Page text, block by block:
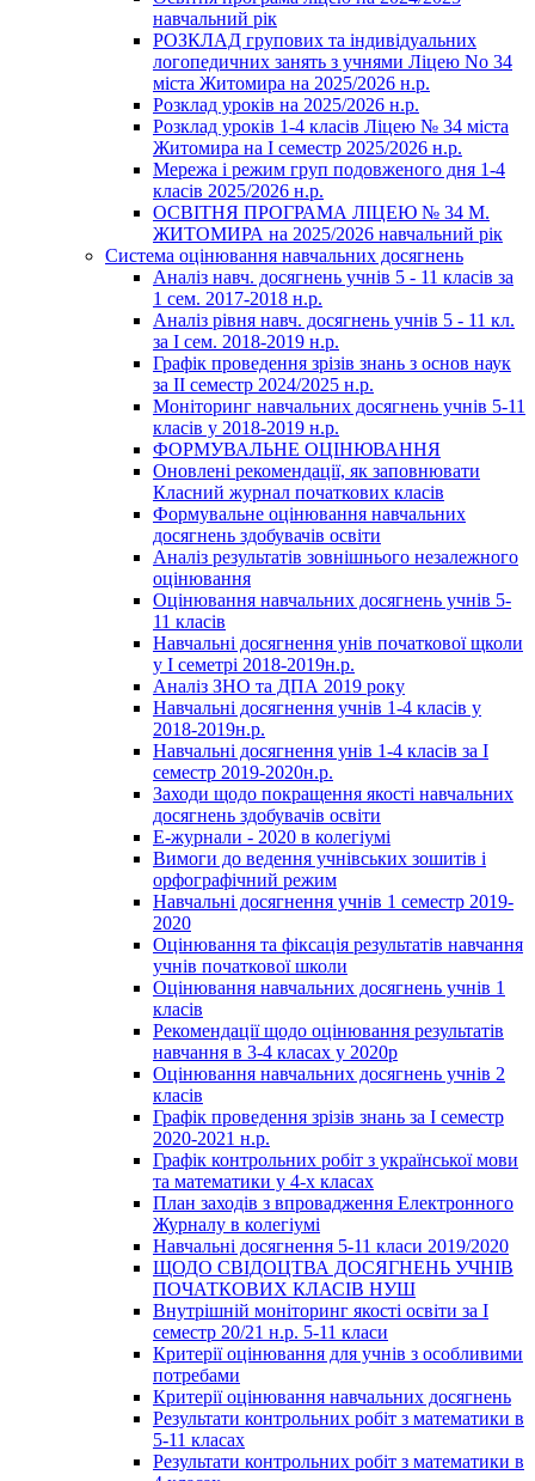
навчальний рік
РОЗКЛАД групових та індивідуальних
логопедичних занять з учнями Ліцею No 34
міста Житомира на 2025/2026 н.р.
Розклад уроків на 2025/2026 н.р.
Розклад уроків 1-4 класів Ліцею № 34 міста
Житомира на І семестр 2025/2026 н.р.
Мережа і режим груп подовженого дня 1-4
класів 2025/2026 н.р.
ОСВІТНЯ ПРОГРАМА ЛІЦЕЮ № 34 М.
ЖИТОМИРА на 2025/2026 навчальний рік
Система оцінювання навчальних досягнень
Аналіз навч. досягнень учнів 5 - 11 класів за
1 сем. 2017-2018 н.р.
Аналіз рівня навч. досягнень учнів 5 - 11 кл.
за І сем. 2018-2019 н.р.
Графік проведення зрізів знань з основ наук
за ІІ семестр 2024/2025 н.р.
Моніторинг навчальних досягнень учнів 5-11
класів у 2018-2019 н.р.
ФОРМУВАЛЬНЕ ОЦІНЮВАННЯ
Оновлені рекомендації, як заповнювати
Класний журнал початкових класів
Формувальне оцінювання навчальних
досягнень здобувачів освіти
Аналіз результатів зовнішнього незалежного
оцінювання
Оцінювання навчальних досягнень учнів 5-
11 класів
Навчальні досягнення унів початкової щколи
у І семетрі 2018-2019н.р.
Аналіз ЗНО та ДПА 2019 року
Навчальні досягнення учнів 1-4 класів у
2018-2019н.р.
Навчальні досягнення унів 1-4 класів за І
семестр 2019-2020н.р.
Заходи щодо покращення якості навчальних
досягнень здобувачів освіти
Е-журнали - 2020 в колегіумі
Вимоги до ведення учнівських зошитів і
орфографічний режим
Навчальні досягнення учнів 1 семестр 2019-
2020
Оцінювання та фіксація результатів навчання
учнів початкової школи
Оцінювання навчальних досягнень учнів 1
класів
Рекомендації щодо оцінювання результатів
навчання в 3-4 класах у 2020р
Оцінювання навчальних досягнень учнів 2
класів
Графік проведення зрізів знань за І семестр
2020-2021 н.р.
Графік контрольних робіт з української мови
та математики у 4-х класах
План заходів з впровадження Електронного
Журналу в колегіумі
Навчальні досягнення 5-11 класи 2019/2020
ЩОДО СВІДОЦТВА ДОСЯГНЕНЬ УЧНІВ
ПОЧАТКОВИХ КЛАСІВ НУШ
Внутрішній моніторинг якості освіти за І
семестр 20/21 н.р. 5-11 класи
Критерії оцінювання для учнів з особливими
потребами
Критерії оцінювання навчальних досягнень
Результати контрольних робіт з математики в
5-11 класах
Результати контрольних робіт з математики в